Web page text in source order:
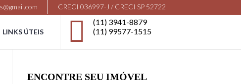
CRECI 036997-J / CRECI SP 52722
(11) 3941-8879
(11) 99577-1515
LINKS ÚTEIS
ENCONTRE SEU IMÓVEL